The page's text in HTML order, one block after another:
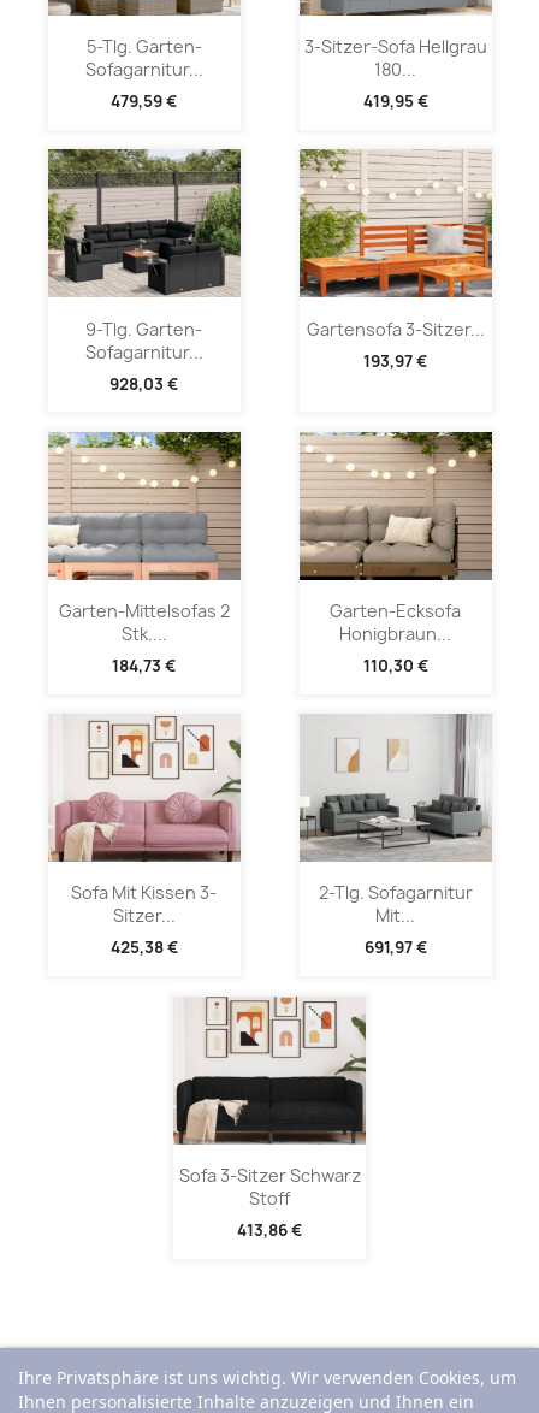
5-Tlg. Garten-
Sofagarnitur...
479,59 €
3-Sitzer-Sofa Hellgrau
180...
419,95 €
9-Tlg. Garten-
Sofagarnitur...
928,03 €
Gartensofa 3-Sitzer...
193,97 €
Garten-Mittelsofas 2
Stk....
184,73 €
Garten-Ecksofa
Honigbraun...
110,30 €
Sofa Mit Kissen 3-
Sitzer...
425,38 €
2-Tlg. Sofagarnitur
Mit...
691,97 €
Sofa 3-Sitzer Schwarz
Stoff
413,86 €
Ihre Privatsphäre ist uns wichtig. Wir verwenden Cookies, um
Ihnen personalisierte Inhalte anzuzeigen und Ihnen ein